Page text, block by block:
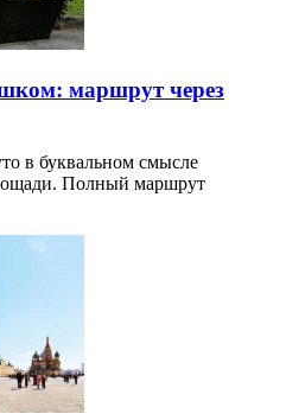
маршрут через
в буквальном смысле
Полный маршрут